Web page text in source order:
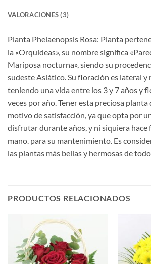
VALORACIONES (3)
Planta Phelaenopsis Rosa: Planta
la «Orquideas», su nombre significa
Mariposa nocturna», siendo su
sudeste Asiático. Su floración es lateral y
teniendo una vida entre los 3 y 7 años y
veces por año. Tener esta preciosa
motivo de satisfacción, ya que opta por
disfrutar durante años, y ni siquiera hace
mano. para su mantenimiento. Es
las plantas más bellas y hermosas de
PRODUCTOS RELACIONADOS